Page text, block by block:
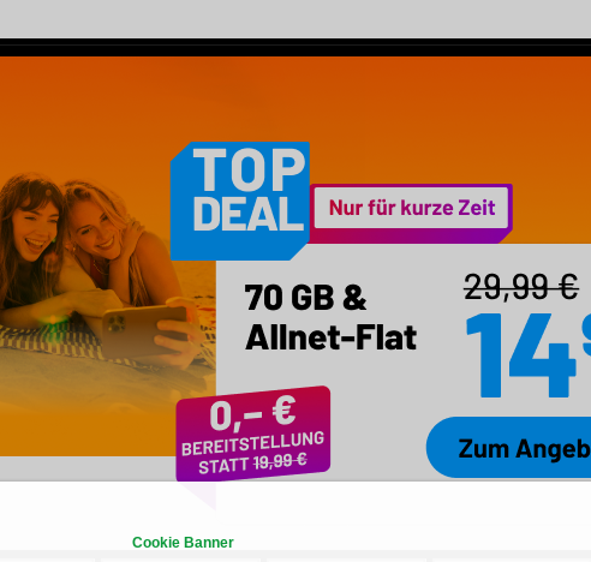
Cookie Banner